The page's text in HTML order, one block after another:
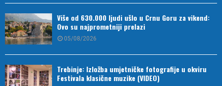
Više od 630.000 ljudi ušlo u Crnu Goru za vikend:
Ovo su najprometniji prelazi
05/08/2026
Trebinje: Izložba umjetničke fotografije u okviru
Festivala klasične muzike (VIDEO)